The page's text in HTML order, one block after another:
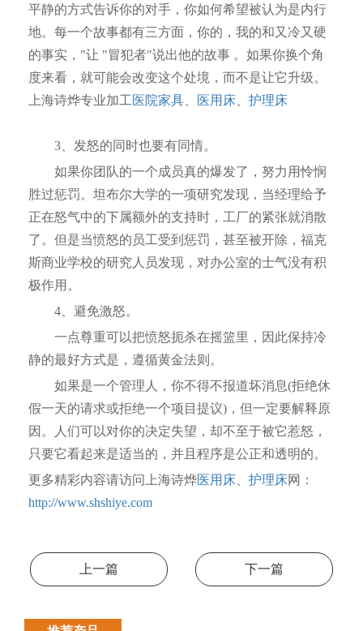
平静的方式告诉你的对手，你如何希望被认为是内行
地。每一个故事都有三方面，你的，我的和又冷又硬
的事实，"让 "冒犯者"说出他的故事 。如果你换个角
度来看，就可能会改变这个处境，而不是让它升级。
上海诗烨专业加工 医院家具 医用床 护理床
3、发怒的同时也要有同情。
如果你团队的一个成员真的爆发了，努力用怜悯
胜过惩罚。坦布尔大学的一项研究发现，当经理给予
正在怒气中的下属额外的支持时，工厂的紧张就消散
了。但是当愤怒的员工受到惩罚，甚至被开除，福克
斯商业学校的研究人员发现，对办公室的士气没有积
极作用。
4、避免激怒。
一点尊重可以把愤怒扼杀在摇篮里，因此保持冷
静的最好方式是，遵循黄金法则。
如果是一个管理人，你不得不报道坏消息(拒绝休
假一天的请求或拒绝一个项目提议)，但一定要解释原
因。人们可以对你的决定失望，却不至于被它惹怒，
只要它看起来是适当的，并且程序是公正和透明的。
更多精彩内容请访问上海诗烨医用床 护理床网：
http://www.shshiye.com
上一篇 下一篇